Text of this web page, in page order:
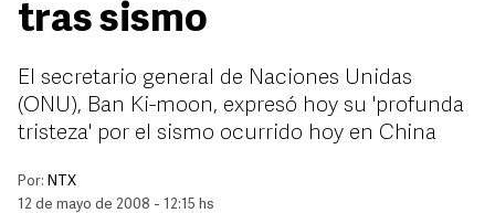
tras sismo
El secretario general de Naciones Unidas
(ONU), Ban Ki-moon, expresó hoy su 'profunda
tristeza' por el sismo ocurrido hoy en China
Por: NTX
12 de mayo de 2008 - 12:15 hs